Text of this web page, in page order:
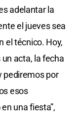
adelantar la
el jueves sea
el técnico. Hoy,
acta, la fecha
pediremos por
esos
una fiesta”,